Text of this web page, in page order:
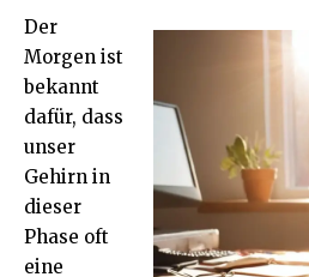
Der
Morgen ist
bekannt
dafür, dass
unser
Gehirn in
dieser
Phase oft
eine